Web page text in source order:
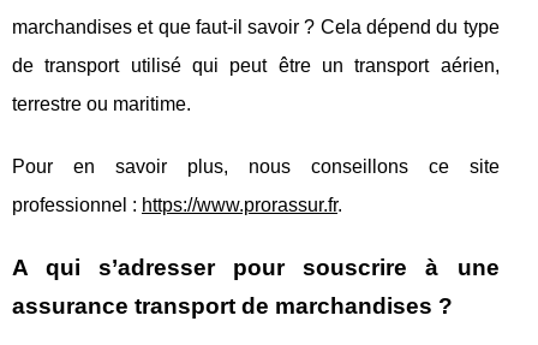
marchandises et que faut-il savoir ? Cela dépend du type
de transport utilisé qui peut être un transport aérien,
terrestre ou maritime.
Pour en savoir plus, nous conseillons ce site
professionnel : https://www.prorassur.fr.
A qui s’adresser pour souscrire à une
assurance transport de marchandises ?